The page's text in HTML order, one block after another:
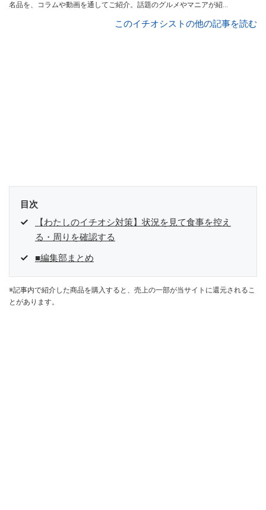
名品を、コラムや動画を通してご紹介。話題のグルメやマニアが紹介
インフルエンサーが実際に使用してレビューしています。毎日トレン
このイチオシストの他の記事を読む
目次
【わたしのイチオシ対策】状況を見て食事を控え
る・周りを確認する
■編集部まとめ
※記事内で紹介した商品を購入すると、売上の一部が当サイトに還元されるこ
とがあります。